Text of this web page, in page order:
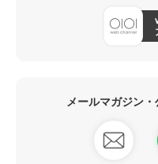
メールマガジン